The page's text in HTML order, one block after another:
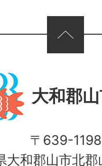
大和郡
〒639-1198
大和郡山市北